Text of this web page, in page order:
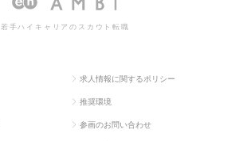
若手ハイキャリアのスカウト転職
求人情報に関するポリシー
推奨環境
参画のお問い合わせ